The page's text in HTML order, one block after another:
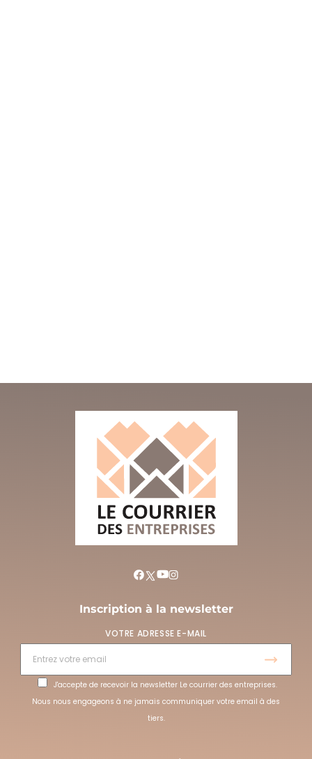
Inscription à la newsletter
VOTRE ADRESSE E-MAIL
J'accepte de recevoir la newsletter Le courrier des entreprises.
Nous nous engageons à ne jamais communiquer votre email à des
tiers.